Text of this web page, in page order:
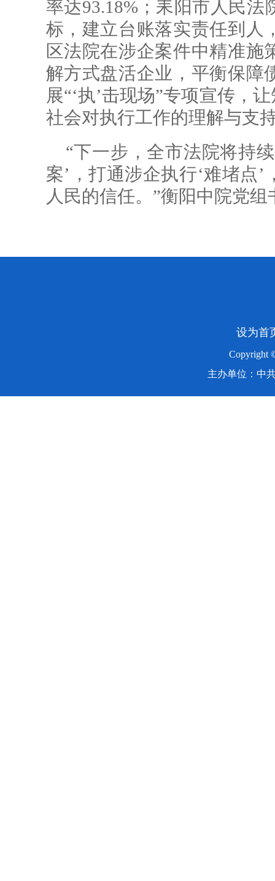
率达93.18%；耒阳市人民
标，建立台账落实责任到人
区法院在涉企案件中精准施
解方式盘活企业，平衡保障
展“‘执’击现场”专项宣传，
社会对执行工作的理解与支
“下一步，全市法院将持
案’，打通涉企执行‘难堵点
人民的信任。”衡阳中院党
设为首
Copyright
主办单位：中